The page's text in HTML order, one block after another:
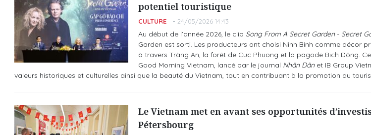
potentiel touristique
CULTURE 24/05/2026 14:43
Au début de l’année 2026, le clip Song From A Secret Garden-Secret
Garden est sorti. Les producteurs ont choisi Ninh Binh comme décor
à travers Tràng An, la forêt de Cuc Phuong et la pagode Bich Dông.
Good Morning Vietnam, lancé par le journal Nhân Dânet IB Group
valeurs historiques et culturelles ainsi que la beauté du Vietnam, tout en contribuant à la promotion du
Le Vietnam met en avant ses opportunités
Pétersbourg